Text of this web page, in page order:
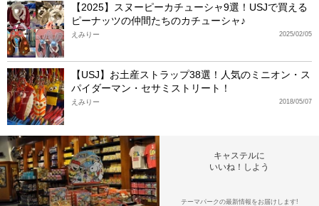
【2025】スヌーピーカチューシャ9選！USJで買える
ピーナッツの仲間たちのカチューシャ♪
2025/02/05
えみりー
【USJ】お土産ストラップ38選！人気のミニオン・ス
パイダーマン・セサミストリート！
2018/05/07
えみりー
キャステルに
いいね！しよう
テーマパークの最新情報をお届けします!